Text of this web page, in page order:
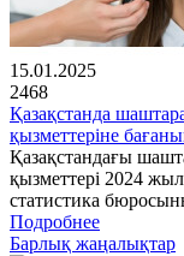
15.01.2025
2468
Қазақстанда
қызметтеріне
Қазақстандағы
қызметтері 2024
статистика
Подробнее
Барлық жаңалықтар